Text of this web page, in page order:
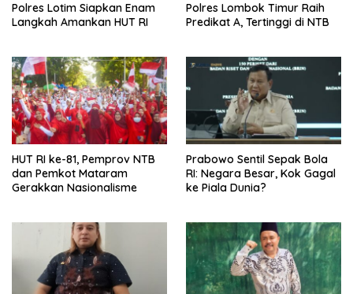
Polres Lotim Siapkan Enam
Langkah Amankan HUT RI
Polres Lombok Timur Raih
Predikat A, Tertinggi di NTB
HUT RI ke-81, Pemprov NTB
dan Pemkot Mataram
Gerakkan Nasionalisme
Prabowo Sentil Sepak Bola
RI: Negara Besar, Kok Gagal
ke Piala Dunia?